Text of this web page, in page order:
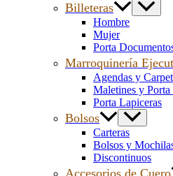
Billeteras
Hombre
Mujer
Porta
Marroquinería
Agendas y
Maletines y
Porta Lapiceras
Bolsos
Carteras
Bolsos y
Discontinuos